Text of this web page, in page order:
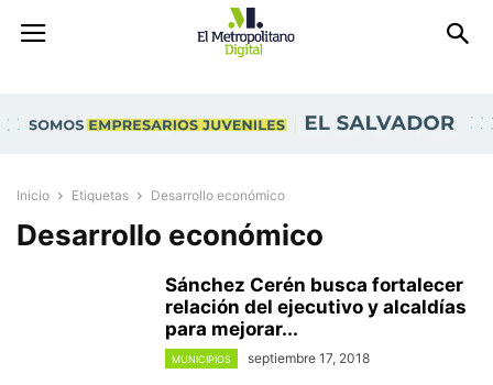
Inicio Etiquetas Desarrollo económico
Desarrollo económico
Sánchez Cerén busca fortalecer
relación del ejecutivo y alcaldías
para mejorar...
MUNICIPIOS septiembre 17, 2018